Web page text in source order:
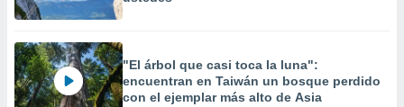
"El árbol que casi toca la luna":
encuentran en Taiwán un bosque perdido
con el ejemplar más alto de Asia